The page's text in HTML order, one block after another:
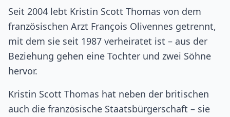
Seit 2004 lebt Kristin Scott Thomas von dem
französischen Arzt François Olivennes getrennt,
mit dem sie seit 1987 verheiratet ist – aus der
Beziehung gehen eine Tochter und zwei Söhne
hervor.
Kristin Scott Thomas hat neben der britischen
auch die französische Staatsbürgerschaft – sie